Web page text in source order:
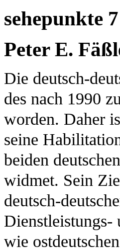
sehepunkte
Peter E.
Die deutsch-
des nach 1990
worden. Daher
seine
beiden
widmet. Sein
deutsch-
Dienstleistungs-
wie